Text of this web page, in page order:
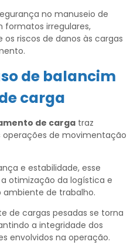
no manuseio de
formatos irregulares,
riscos de danos às cargas
de balancim
carga
de carga traz
de movimentação
e estabilidade, esse
otimização da logística e
de trabalho.
de cargas pesadas se torna
a integridade dos
envolvidos na operação.